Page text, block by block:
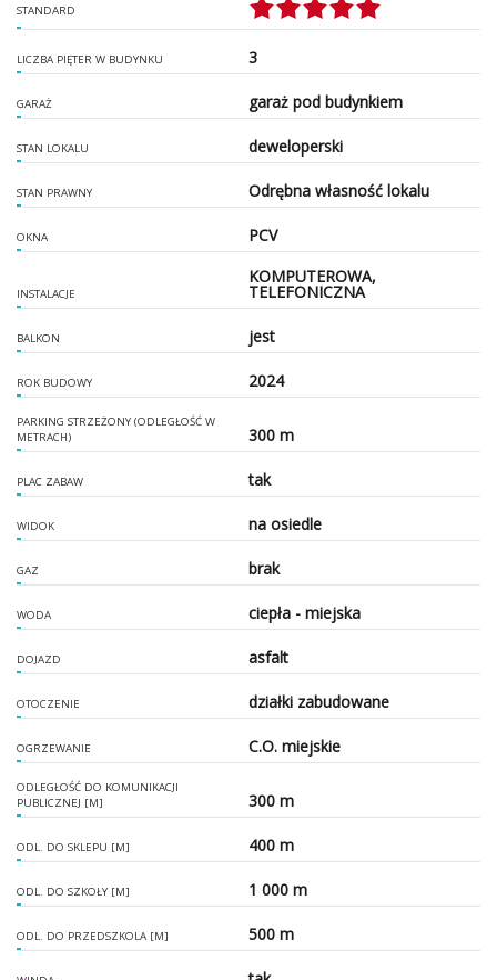
STANDARD
LICZBA PIĘTER W BUDYNKU 3
GARAŻ garaż pod budynkiem
STAN LOKALU deweloperski
STAN PRAWNY Odrębna własność lokalu
OKNA PCV
INSTALACJE
KOMPUTEROWA,
TELEFONICZNA
BALKON jest
ROK BUDOWY 2024
PARKING STRZEŻONY (ODLEGŁOŚĆ W
METRACH)
300 m
PLAC ZABAW tak
WIDOK na osiedle
GAZ brak
WODA ciepła - miejska
DOJAZD asfalt
OTOCZENIE działki zabudowane
OGRZEWANIE C.O. miejskie
ODLEGŁOŚĆ DO KOMUNIKACJI
PUBLICZNEJ [M]
300 m
ODL. DO SKLEPU [M] 400 m
ODL. DO SZKOŁY [M] 1 000 m
ODL. DO PRZEDSZKOLA [M] 500 m